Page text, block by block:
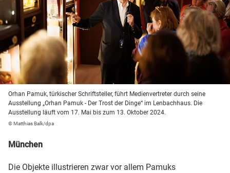
Orhan Pamuk, türkischer Schriftsteller, führt Medienvertreter durch seine
Ausstellung „Orhan Pamuk - Der Trost der Dinge“ im Lenbachhaus. Die
Ausstellung läuft vom 17. Mai bis zum 13. Oktober 2024.
© Matthias Balk/dpa
München
Die Objekte illustrieren zwar vor allem Pamuks